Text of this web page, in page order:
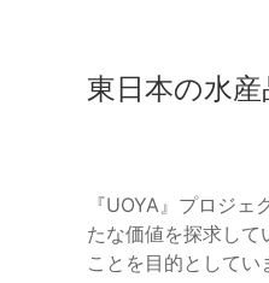
東日本の水
『UOYA』プロジ
たな価値を探求し
ことを目的としてい